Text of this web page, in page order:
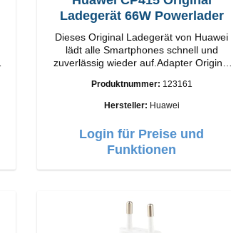
Ladegerät 66W Powerlader
Dieses Original Ladegerät von Huawei
lädt alle Smartphones schnell und
zuverlässig wieder auf.Adapter Original
Anschlüsse: USB-C Output: 66W Farbe:
Weiss
Produktnummer: 123161
Hersteller: Huawei
Login für Preise und
Funktionen